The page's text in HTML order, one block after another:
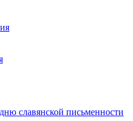
славянской письменности